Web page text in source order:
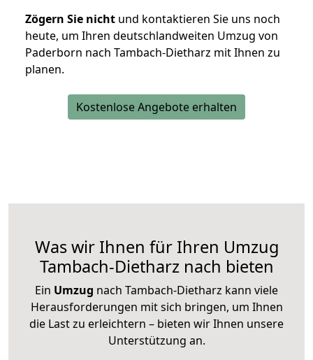
Zögern Sie nicht und kontaktieren Sie uns noch
heute, um Ihren deutschlandweiten Umzug von
Paderborn nach Tambach-Dietharz mit Ihnen zu
planen.
Kostenlose Angebote erhalten
Was wir Ihnen für Ihren Umzug
Tambach-Dietharz nach bieten
Ein Umzug nach Tambach-Dietharz kann viele
Herausforderungen mit sich bringen, um Ihnen
die Last zu erleichtern – bieten wir Ihnen unsere
Unterstützung an.